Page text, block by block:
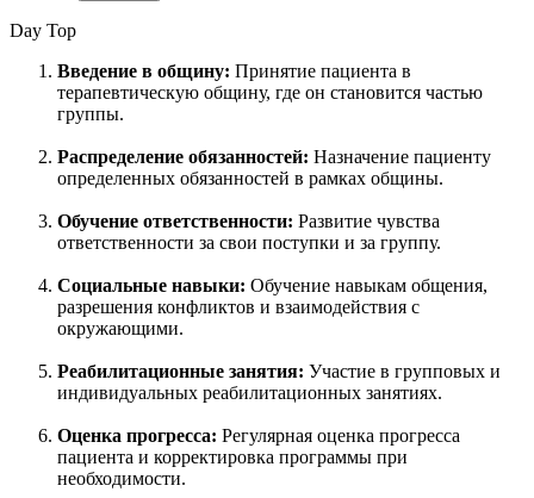
Day Top
Введение в общину: Принятие пациента в
терапевтическую общину, где он становится частью
группы.
Распределение обязанностей: Назначение пациенту
определенных обязанностей в рамках общины.
Обучение ответственности: Развитие чувства
ответственности за свои поступки и за группу.
Социальные навыки: Обучение навыкам общения,
разрешения конфликтов и взаимодействия с
окружающими.
Реабилитационные занятия: Участие в групповых и
индивидуальных реабилитационных занятиях.
Оценка прогресса: Регулярная оценка прогресса
пациента и корректировка программы при
необходимости.